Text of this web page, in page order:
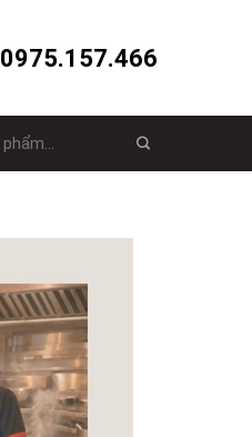
0975.157.466